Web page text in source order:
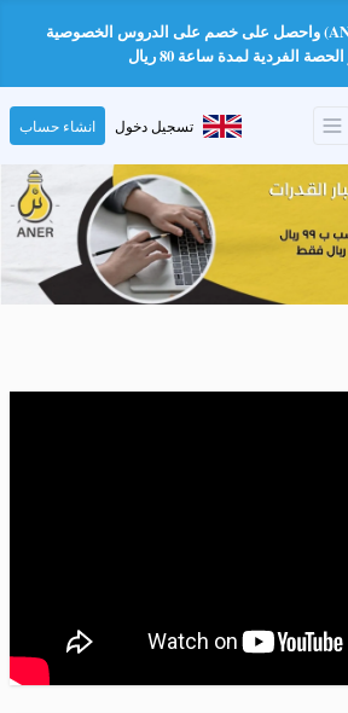
الفردية لمدة ساعة 80 ريال
تسجيل دخول انشاء حساب